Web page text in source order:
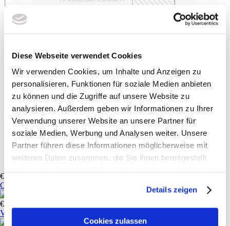
Diese Webseite verwendet Cookies
Wir verwenden Cookies, um Inhalte und Anzeigen zu
personalisieren, Funktionen für soziale Medien anbieten
zu können und die Zugriffe auf unsere Website zu
analysieren. Außerdem geben wir Informationen zu Ihrer
Verwendung unserer Website an unsere Partner für
soziale Medien, Werbung und Analysen weiter. Unsere
Partner führen diese Informationen möglicherweise mit
weiteren Daten zusammen, die Sie ihnen bereitgestellt
Cookies, wenn Sie unsere Webseite weiterhin nutzen.
Details zeigen
Cookies zulassen
€ 2,29
Cocktail Servietten weiß mit Generali Druck
€ 12,95
Victorinox Gemüse- und Tomatenmesser